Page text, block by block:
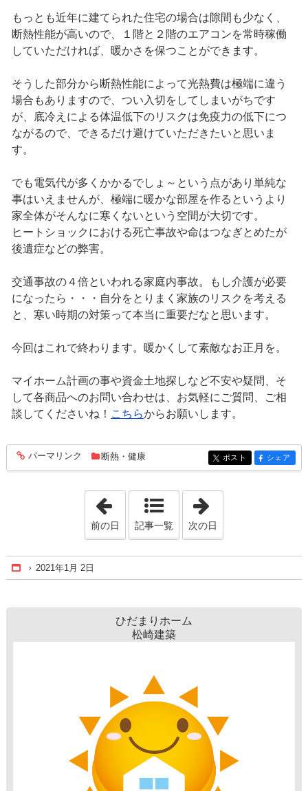
もっとも近年に建てられた住宅の場合は隙間も少なく、
断熱性能が高いので、１階と２階のエアコンを常時稼働
していただければ、暖かさを保つことができます。
そうした部分から断熱性能によって光熱費は極端に違う
場合もありますので、つい入切をしてしまいがちです
が、底冷えによる体温低下のリスクは免疫力の低下につ
ながるので、できるだけ避けていただきたいと思いま
す。
でも電気代が多くかかるでしょ～という点があり単純な
事はいえませんが、極端に暖かな部屋を作るというより
家全体がそんなに寒くないという空間が大切です。
ヒートショックにおける死亡事故や命はつなぎとめたが
後遺症などの弊害。
交通事故の４倍といわれる家庭内事故。もし介護が必要
になったら・・・自分をとりまく家族のリスクを考える
と、寒い時期の対策って本当に重要だなと思います。
今回はこれで終わります。暖かくして素敵なお正月を。
マイホーム計画の事や資金土地探しなど不安や疑問、そ
して各商品へのお問い合わせは、お気軽にご質問、ご相
談してくださいね！ こちらからお願いします。
entry509
パーマリンク 断熱・健康 entry509
ポスト entry509
シェア
「2021年1月 1日」
前の日 記事一覧 次の日
Home
2021年1月 2日
ひだまりホーム
松崎建築